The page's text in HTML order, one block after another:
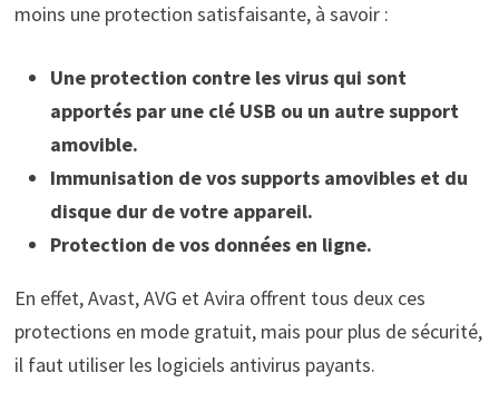
moins une protection satisfaisante, à savoir :
Une protection contre les virus qui sont
apportés par une clé USB ou un autre support
amovible.
Immunisation de vos supports amovibles et du
disque dur de votre appareil.
Protection de vos données en ligne.
En effet, Avast, AVG et Avira offrent tous deux ces
protections en mode gratuit, mais pour plus de sécurité,
il faut utiliser les logiciels antivirus payants.